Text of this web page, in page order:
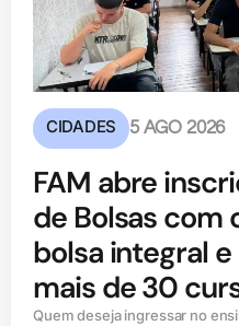
CIDADES 5 AGO 2026
FAM abre
de Bolsas com
bolsa integral
mais de 30
Quem deseja ingressar no